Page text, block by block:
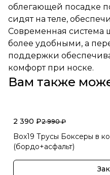
облегающей посадке
сидят на теле,
Современная система
более удобными, а
поддержки
комфорт при носке.
Вам также
2 390 ₽2 990 ₽
Box19 Трусы Боксеры в
(бордо+асфальт)